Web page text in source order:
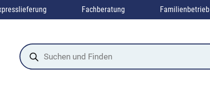
Fachberatung Familienbetrieb
Products
search